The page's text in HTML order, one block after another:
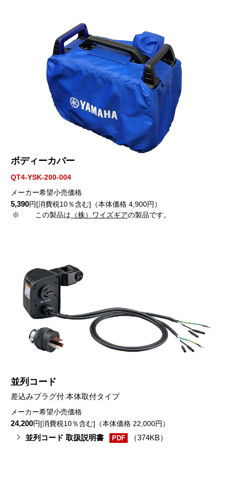
ボディーカバー
QT4-YSK-200-004
メーカー希望小売価格
5,390円[消費税10％含む]（本体価格 4,900円）
※
この製品は （株）ワイズギアの製品です。
並列コード
差込みプラグ付 本体取付タイプ
メーカー希望小売価格
24,200円[消費税10％含む]（本体価格 22,000円）
並列コード 取扱説明書 PDF （374KB）